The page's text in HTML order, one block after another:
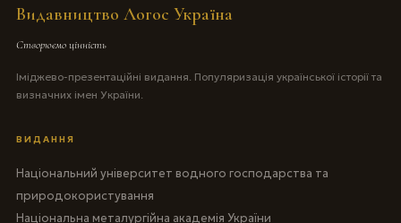
Видавництво Логос Україна
Створюємо цінність
Іміджево-презентаційні видання. Популяризація української історії та
визначних імен України.
ВИДАННЯ
Національний університет водного господарства та
природокористування
Національна металургійна академія України